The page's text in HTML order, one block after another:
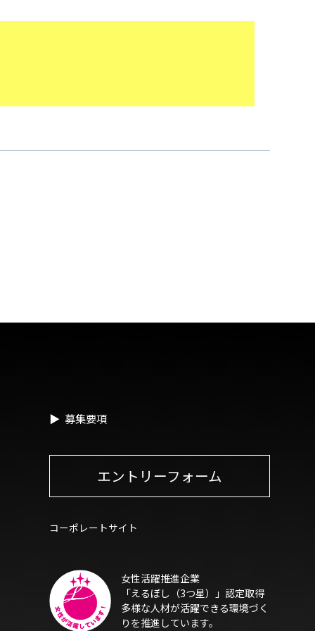
募集要項
エントリーフォーム
コーポレートサイト
女性活躍推進企業
「えるぼし（3つ星）」 認定取得
多様な人材が活躍できる環境づく
りを推進しています。